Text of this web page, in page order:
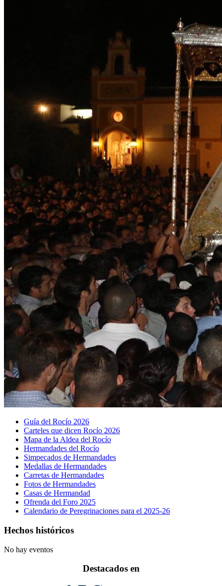
Guía del Rocío 2026
Carteles que dicen Rocío 2026
Mapa de la Aldea del Rocío
Hermandades del Rocío
Simpecados de Hermandades
Medallas de Hermandades
Carretas de Hermandades
Fotos de Hermandades
Casas de Hermandad
Ofrenda del Foro 2025
Calendario de Peregrinaciones para el 2025-26
Hechos históricos
No hay eventos
Destacados en